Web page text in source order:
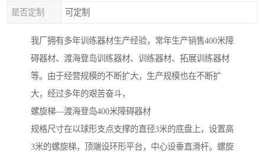
是否定制 可定制
我厂拥有多年训练器材生产经验，常年生产销售400米障
碍器材、渡海登岛训练器材、训练器材、拓展训练器材
等。由于经营规模的不断扩大，生产规模也在不断扩
大，经过多年的艰苦奋斗，
螺旋梯—渡海登岛400米障碍器材
规格尺寸在以球形支点支撑的直径3米的底盘上，设置高
3米的螺旋梯，顶端设环形平台，中心设垂直滑杆。螺旋